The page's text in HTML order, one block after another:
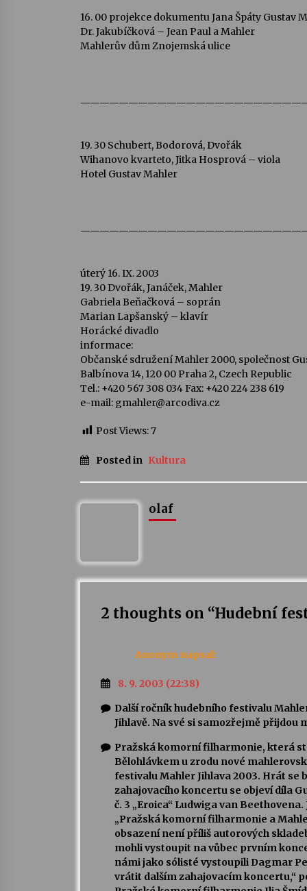
16. 00 projekce dokumentu Jana Špáty Gustav
Dr. Jakubíčková – Jean Paul a Mahler
Mahlerův dům Znojemská ulice
19. 30 Schubert, Bodorová, Dvořák
Wihanovo kvarteto, Jitka Hosprová – viola
Hotel Gustav Mahler
úterý 16. IX. 2003
19. 30 Dvořák, Janáček, Mahler
Gabriela Beňačková – soprán
Marian Lapšanský – klavír
Horácké divadlo
informace:
Občanské sdružení Mahler 2000, společnost
Balbínova 14, 120 00 Praha 2, Czech Republic
Tel.: +420 567 308 034 Fax: +420 224 238 619
e-mail: gmahler@arcodiva.cz
Post Views:7
Posted in Kultura
olaf
2 thoughts on “Hudební
Anonym napsal:
8. 9. 2003 (22:38)
Další ročník hudebního festivalu
Jihlavě. Na své si samozřejmě přijdou
Pražská komorní filharmonie, která
Bělohlávkem u zrodu nové
festivalu Mahler Jihlava 2003. Hrát se
zahajovacího koncertu se objeví díla
č. 3 „Eroica“ Ludwiga van
„Pražská komorní filharmonie a
obsazení není příliš autorových
mohli vystoupit na vůbec prvním
námi jako sólisté vystoupili Dagmar
vrátit dalším zahajovacím koncertu,“